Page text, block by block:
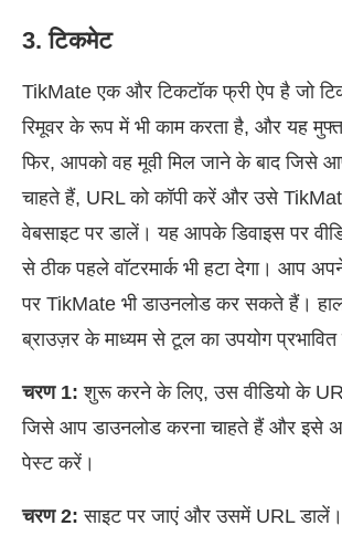
3. टिकमेट
TikMate एक और टिकटॉक फ्री ऐप है जो
रिमूवर के रूप में भी काम करता है, और यह
फिर, आपको वह मूवी मिल जाने के बाद जिसे
चाहते हैं, URL को कॉपी करें और उसे
वेबसाइट पर डालें। यह आपके डिवाइस पर
से ठीक पहले वॉटरमार्क भी हटा देगा। आप
पर TikMate भी डाउनलोड कर सकते हैं।
ब्राउज़र के माध्यम से टूल का उपयोग प्रभावित
चरण 1: शुरू करने के लिए, उस वीडियो के
जिसे आप डाउनलोड करना चाहते हैं और इसे
पेस्ट करें।
चरण 2: साइट पर जाएं और उसमें URL डालें।